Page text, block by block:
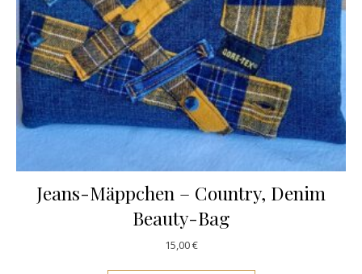
Jeans-Mäppchen – Country, Denim
Beauty-Bag
15,00€